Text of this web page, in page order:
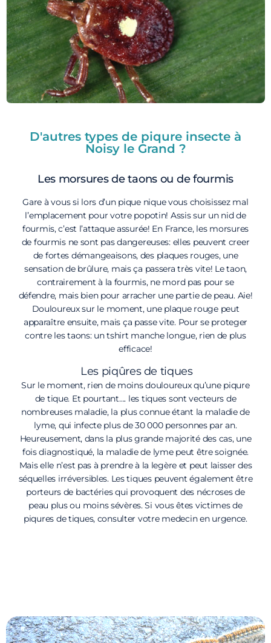
D'autres types de piqure insecte à
Noisy le Grand ?
Les morsures de taons ou de fourmis
Gare à vous si lors d’un pique nique vous choisissez mal
l’emplacement pour votre popotin! Assis sur un nid de
fourmis, c’est l’attaque assurée! En France, les morsures
de fourmis ne sont pas dangereuses: elles peuvent creer
de fortes démangeaisons, des plaques rouges, une
sensation de brûlure, mais ça passera très vite! Le taon,
contrairement à la fourmis, ne mord pas pour se
défendre, mais bien pour arracher une partie de peau. Aie!
Douloureux sur le moment, une plaque rouge peut
apparaître ensuite, mais ça passe vite. Pour se proteger
contre les taons: un tshirt manche longue, rien de plus
efficace!
Les piqûres de tiques
Sur le moment, rien de moins douloureux qu’une piqure
de tique. Et pourtant…. les tiques sont vecteurs de
nombreuses maladie, la plus connue étant la maladie de
lyme, qui infecte plus de 30 000 personnes par an.
Heureusement, dans la plus grande majorité des cas, une
fois diagnostiqué, la maladie de lyme peut être soignée.
Mais elle n’est pas à prendre à la legère et peut laisser des
séquelles irréversibles. Les tiques peuvent également être
porteurs de bactéries qui provoquent des nécroses de
peau plus ou moins sévères. Si vous êtes victimes de
piqures de tiques, consulter votre medecin en urgence.